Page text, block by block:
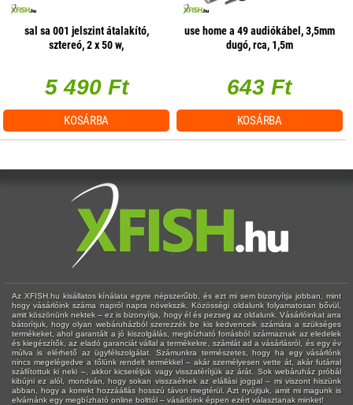
sal sa 001 jelszint átalakító,
sztereó, 2 x 50 w,
5 490 Ft
KOSÁRBA
use home a 49 audiókábel, 3,5mm
dugó, rca, 1,5m
643 Ft
KOSÁRBA
Az XFISH.hu kisállatos kínálata egyre népszerűbb, és ezt mi sem bizonyítja jobban, mint
hogy vásárlóink száma napról napra növekszik. Közösségi oldalunk folyamatosan bővül,
amit köszönünk nektek – ez is bizonyítja, hogy él és pezseg az oldalunk. Vásárlóinkat arra
bátorítjuk, hogy olyan webáruházból szerezzék be kis kedvenceik számára a szükséges
termékeket, ahol garantált a jó kiszolgálás, megbízható forrásból származnak az eledelek
és kiegészítők, az eladó garanciát vállal a termékekre, számlát ad a vásárlásról, és egy év
múlva is elérhető az ügyfélszolgálat. Számunkra természetes, hogy ha egy vásárlónk
nincs megelégedve a tőlünk rendelt termékkel – akár személyesen vette át, akár futárral
szállítottuk ki neki –, akkor kicseréljük vagy visszatérítjük az árát. Sok webáruház próbál
kibújni ez alól, mondván, hogy sokan visszaélnek az elállási joggal – mi viszont hiszünk
abban, hogy a korrekt hozzáállás hosszú távon megtérül. Azt nyújtjuk, amit mi magunk is
elvárnánk egy megbízható online bolttól – vásárlóink éppen ezért választanak minket!